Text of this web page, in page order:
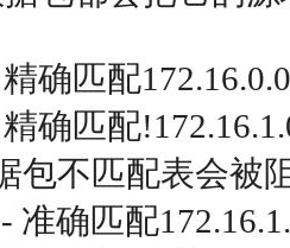
确匹配
确匹配
包不匹配表会被
准确匹配